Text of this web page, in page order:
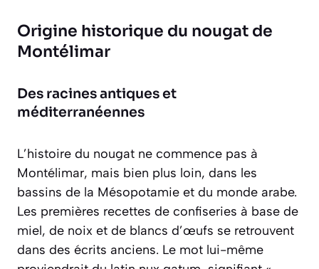
Origine historique du nougat de
Montélimar
Des racines antiques et
méditerranéennes
L’histoire du nougat ne commence pas à
Montélimar, mais bien plus loin, dans les
bassins de la Mésopotamie et du monde arabe.
Les premières recettes de confiseries à base de
miel, de noix et de blancs d’œufs se retrouvent
dans des écrits anciens. Le mot lui-même